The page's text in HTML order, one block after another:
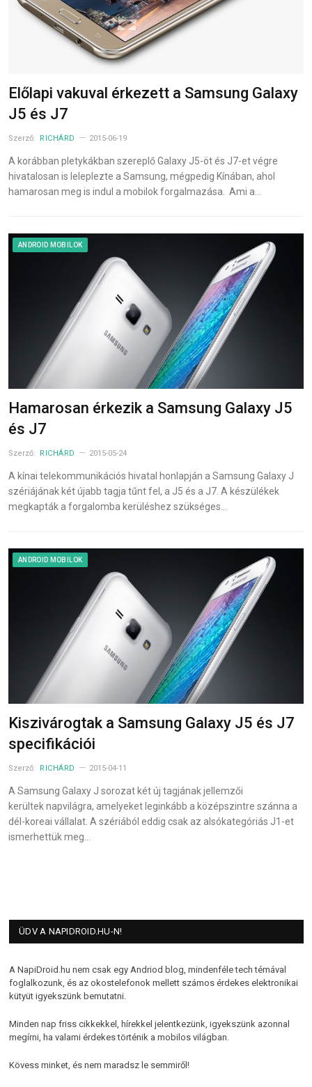
Előlapi vakuval érkezett a Samsung Galaxy
J5 és J7
Szerző: RICHÁRD 2015-06-19
A korábban pletykákban szereplő Galaxy J5-öt és J7-et végre
hivatalosan is leleplezte a Samsung, mégpedig Kínában, ahol
hamarosan meg is indul a mobilok forgalmazása. Ami a…
ANDROID MOBILOK
Hamarosan érkezik a Samsung Galaxy J5
és J7
Szerző: RICHÁRD 2015-05-24
A kínai telekommunikációs hivatal honlapján a Samsung Galaxy J
szériájának két újabb tagja tűnt fel, a J5 és a J7. A készülékek
megkapták a forgalomba kerüléshez szükséges…
ANDROID MOBILOK
Kiszivárogtak a Samsung Galaxy J5 és J7
specifikációi
Szerző: RICHÁRD 2015-04-11
A Samsung Galaxy J sorozat két új tagjának jellemzői
kerültek napvilágra, amelyeket leginkább a középszintre szánna a
dél-koreai vállalat. A szériából eddig csak az alsókategóriás J1-et
ismerhettük meg…
ÜDV A NAPIDROID.HU-N!
A NapiDroid.hu nem csak egy Andriod blog, mindenféle tech témával
foglalkozunk, és az okostelefonok mellett számos érdekes elektronikai
kütyüt igyekszünk bemutatni.
Minden nap friss cikkekkel, hírekkel jelentkezünk, igyekszünk azonnal
megírni, ha valami érdekes történik a mobilos világban.
Kövess minket, és nem maradsz le semmiről!